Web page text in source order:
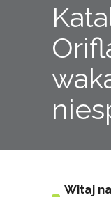
Witaj